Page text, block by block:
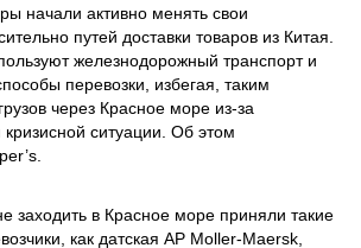
начали активно менять свои
путей доставки товаров из Китая.
железнодорожный транспорт и
перевозки, избегая, таким
через Красное море из-за
ситуации. Об этом
заходить в Красное море приняли такие
как датская AP Moller-Maersk,